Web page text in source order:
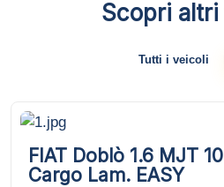
Scopri
Tutti i veicoli
FIAT Doblò 1.6 MJT
Cargo Lam. EASY